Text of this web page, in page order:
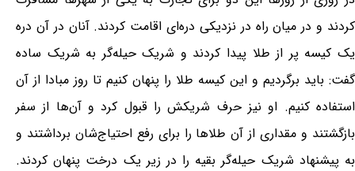
کردند و در میان راه در نزدیکی دره‌ای اقامت کردند. آنان در آن دره
یک کیسه پر از طلا پیدا کردند و شریک حیله‌گر به شریک ساده
گفت: باید برگردیم و این کیسه طلا را پنهان کنیم تا روز مبادا از آن
استفاده کنیم. او نیز حرف شریکش را قبول کرد و آن‌ها از سفر
بازگشتند و مقداری از آن طلاها را برای رفع احتیاج‌شان برداشتند و
به پیشنهاد شریک حیله‌گر بقیه را در زیر یک درخت پنهان کردند.